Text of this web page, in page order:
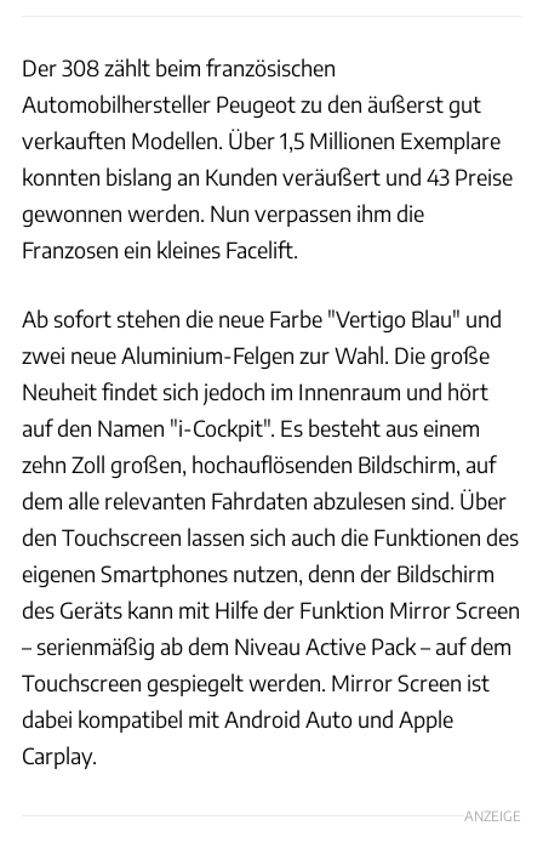
Der 308 zählt beim französischen
Automobilhersteller Peugeot zu den äußerst gut
verkauften Modellen. Über 1,5 Millionen Exemplare
konnten bislang an Kunden veräußert und 43 Preise
gewonnen werden. Nun verpassen ihm die
Franzosen ein kleines Facelift.
Ab sofort stehen die neue Farbe "Vertigo Blau" und
zwei neue Aluminium-Felgen zur Wahl. Die große
Neuheit findet sich jedoch im Innenraum und hört
auf den Namen "i-Cockpit". Es besteht aus einem
zehn Zoll großen, hochauflösenden Bildschirm, auf
dem alle relevanten Fahrdaten abzulesen sind. Über
den Touchscreen lassen sich auch die Funktionen des
eigenen Smartphones nutzen, denn der Bildschirm
des Geräts kann mit Hilfe der Funktion Mirror Screen
– serienmäßig ab dem Niveau Active Pack – auf dem
Touchscreen gespiegelt werden. Mirror Screen ist
dabei kompatibel mit Android Auto und Apple
Carplay.
ANZEIGE